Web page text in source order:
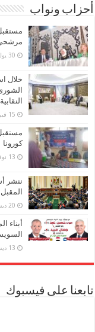
أحزاب ونواب
30 يوليو، 2025
خلال
15 فبراير، 2024
كورونا
13 نوفمبر، 2021
المقبل
20 ديسمبر، 2020
أبناء
13 ديسمبر، 2020
تابعنا على فيسبوك